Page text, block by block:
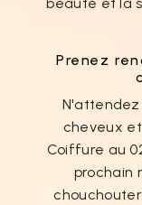
beauté et la
Prenez
N'attendez
cheveux
Coiffure au
prochain